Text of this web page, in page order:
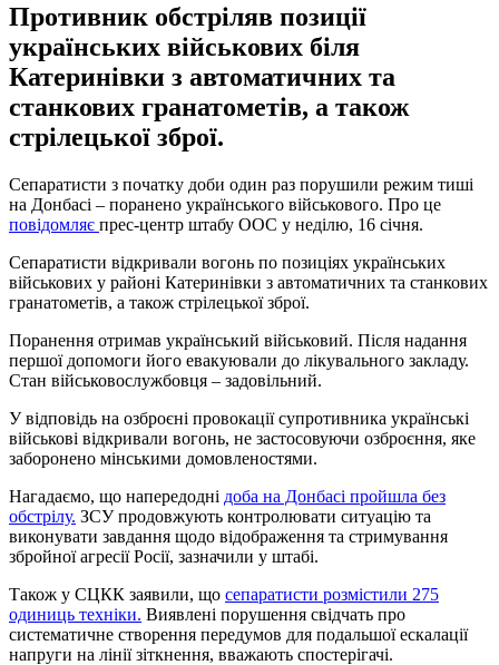
Противник обстріляв позиції
українських військових біля
Катеринівки з автоматичних та
станкових гранатометів, а також
стрілецької зброї.
Сепаратисти з початку доби один раз порушили режим тиші
на Донбасі – поранено українського військового. Про це
повідомляє прес-центр штабу ООС у неділю, 16 січня.
Сепаратисти відкривали вогонь по позиціях українських
військових у районі Катеринівки з автоматичних та станкових
гранатометів, а також стрілецької зброї.
Поранення отримав український військовий. Після надання
першої допомоги його евакуювали до лікувального закладу.
Стан військовослужбовця – задовільний.
У відповідь на озброєні провокації супротивника українські
військові відкривали вогонь, не застосовуючи озброєння, яке
заборонено мінськими домовленостями.
Нагадаємо, що напередодні доба на Донбасі пройшла без
обстрілу. ЗСУ продовжують контролювати ситуацію та
виконувати завдання щодо відображення та стримування
збройної агресії Росії, зазначили у штабі.
Також у СЦКК заявили, що сепаратисти розмістили 275
одиниць техніки. Виявлені порушення свідчать про
систематичне створення передумов для подальшої ескалації
напруги на лінії зіткнення, вважають спостерігачі.